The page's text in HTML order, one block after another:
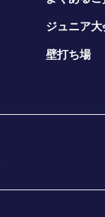
ジュニア大
壁打ち場